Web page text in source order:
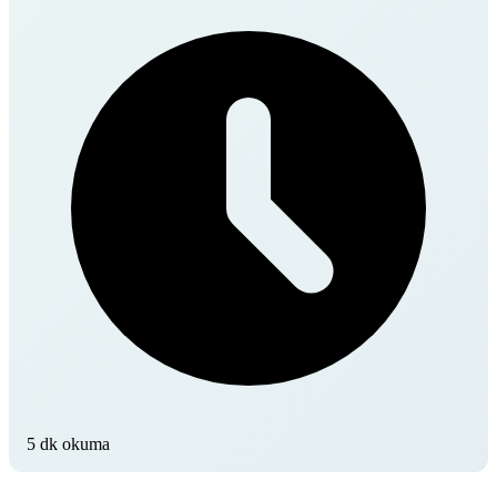
5 dk okuma